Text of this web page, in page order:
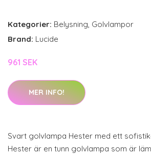
Kategorier: Belysning, Golvlampor
Brand: Lucide
961 SEK
MER INFO!
Svart golvlampa Hester med ett
Hester är en tunn golvlampa som är